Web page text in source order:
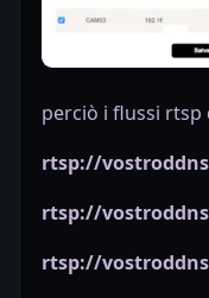
perciò i flussi rtsp
rtsp://
rtsp://
rtsp://